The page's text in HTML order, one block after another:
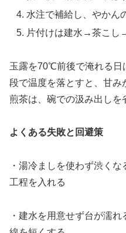
水注で補給し、やかん
片付けは建水→茶こし
玉露を70℃前後で淹れる
段で温度を落とすと、甘み
煎茶は、碗での汲み出しを
よくある失敗と回避策
・湯冷ましを使わず渋く
工程を入れる
・建水を用意せず台が濡